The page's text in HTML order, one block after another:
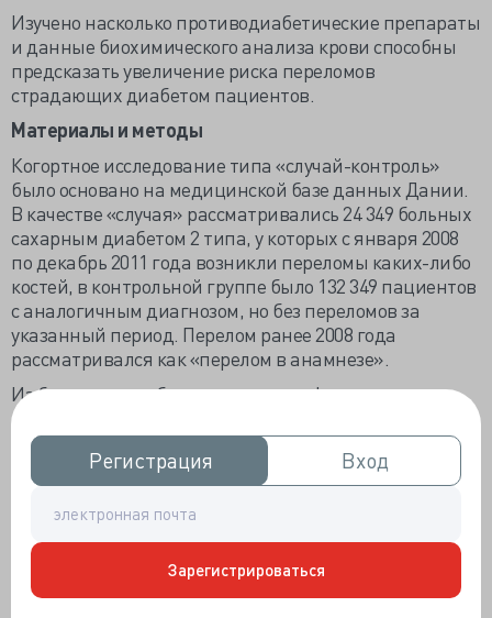
Регистрация
Регистрация Вход
Вход
Зарегистрироваться
Изучено насколько противодиабетические препараты
и данные биохимического анализа крови способны
предсказать увеличение риска переломов
страдающих диабетом пациентов.
Материалы и методы
Когортное исследование типа «случай-контроль»
было основано на медицинской базе данных Дании.
В качестве «случая» рассматривались 24 349 больных
сахарным диабетом 2 типа, у которых с января 2008
по декабрь 2011 года возникли переломы каких-либо
костей, в контрольной группе было 132 349 пациентов
с аналогичным диагнозом, но без переломов за
указанный период. Перелом ранее 2008 года
рассматривался как «перелом в анамнезе».
Из базы данных была получена информация о
длительности заболевания, эпизодах гипогликемии,
данные биохимических анализов крови, получаемых
медикаментах и изменениях терапии. Данные об
употребления алкоголя ограничивались
сопутствующими диагнозами, связанными со
злоупотреблением спиртным, информация о курении
табака в исследовании не учитывалась. Пациенты с
отсутствием вышеуказанных сведений накануне